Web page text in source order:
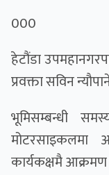
000
हेटौंडा
प्रवक्ता सविन
भूमिसम्बन्धी
कार्यकक्षमै आक्रमण